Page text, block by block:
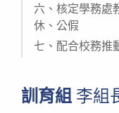
六、核定學務處
休、公假
七、配合校務推
訓育組 李組